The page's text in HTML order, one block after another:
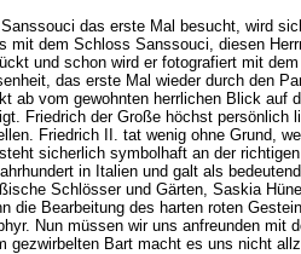
das erste Mal besucht, wird
mit dem Schloss Sanssouci, diesen
und schon wird er fotografiert mit
das erste Mal wieder durch den
ab vom gewohnten herrlichen Blick auf
Friedrich der Große höchst persönlich
Friedrich II. tat wenig ohne Grund,
sicherlich symbolhaft an der
in Italien und galt als
Schlösser und Gärten, Saskia
die Bearbeitung des harten roten
Nun müssen wir uns anfreunden mit
gezwirbelten Bart macht es uns nicht